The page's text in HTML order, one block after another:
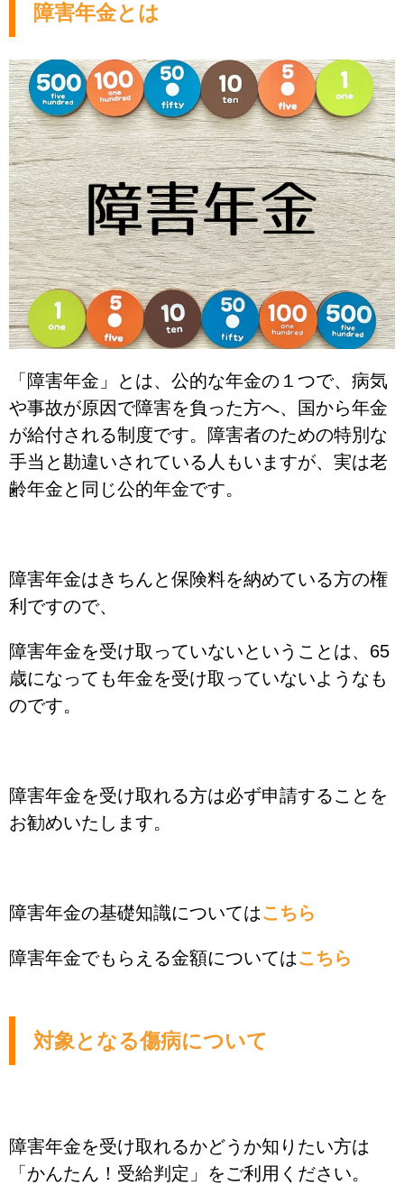
障害年金とは
「障害年金」とは、公的な年金の１つで、病気
や事故が原因で障害を負った方へ、国から年金
が給付される制度です。障害者のための特別な
手当と勘違いされている人もいますが、実は老
齢年金と同じ公的年金です。
障害年金はきちんと保険料を納めている方の権
利ですので、
障害年金を受け取っていないということは、65
歳になっても年金を受け取っていないようなも
のです。
障害年金を受け取れる方は必ず申請することを
お勧めいたします。
障害年金の基礎知識についてはこちら
障害年金でもらえる金額についてはこちら
対象となる傷病について
障害年金を受け取れるかどうか知りたい方は
「かんたん！受給判定」をご利用ください。